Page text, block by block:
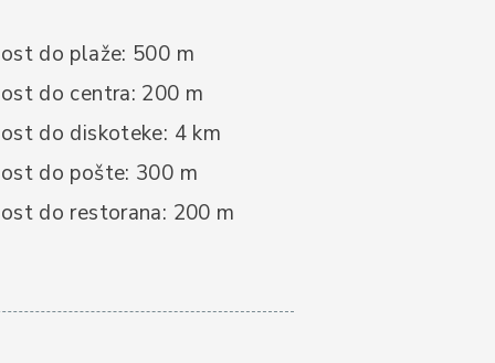
do plaže: 500 m
do centra: 200 m
do diskoteke: 4 km
do pošte: 300 m
do restorana: 200 m